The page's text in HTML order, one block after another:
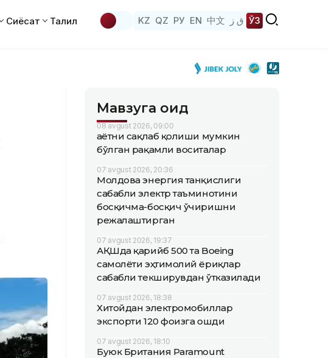
Сиёсат Таҳлил KZ QZ РУ EN 中文 ق ز ЎЗ
Мавзуга оид
08 avgust 2026, 09:00
Ҳаётни сақлаб қолиши мумкин
бўлган рақамли воситалар
07 avgust 2026, 20:36
Молдова энергия танқислиги
сабабли электр таъминотини
босқичма-босқич ўчиришни
режалаштирган
07 avgust 2026, 19:37
АҚШда қарийб 500 та Boeing
самолёти эҳтимолий ёриқлар
сабабли текширувдан ўтказилади
07 avgust 2026, 18:38
Хитойдан электромобиллар
экспорти 120 фоизга ошди
07 avgust 2026, 18:10
Буюк Британия Paramount